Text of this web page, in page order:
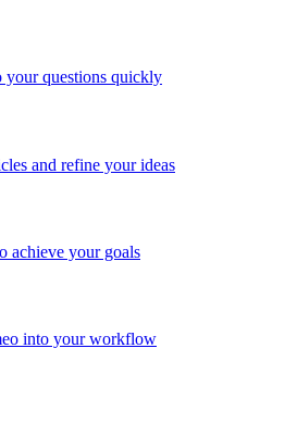
your questions quickly
and refine your ideas
achieve your goals
into your workflow